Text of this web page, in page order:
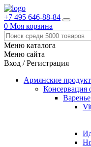
+7 495 646-88-84
0 Моя корзина
Меню каталога
Меню сайта
Вход / Регистрация
Армянские
Консервация
Варенье